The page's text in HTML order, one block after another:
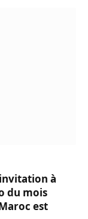
à
du mois
est